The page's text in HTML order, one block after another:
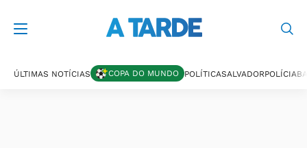
ÚLTIMAS NOTÍCIAS COPA DO MUNDO POLÍTICASALVADORPOLÍCIA